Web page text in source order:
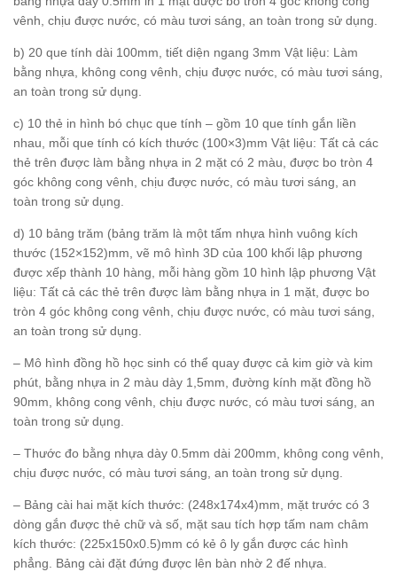
vênh, chịu được nước, có màu tươi sáng, an toàn trong sử dụng.
b) 20 que tính dài 100mm, tiết diện ngang 3mm Vật liệu: Làm
bằng nhựa, không cong vênh, chịu được nước, có màu tươi sáng,
an toàn trong sử dụng.
c) 10 thẻ in hình bó chục que tính – gồm 10 que tính gắn liền
nhau, mỗi que tính có kích thước (100×3)mm Vật liệu: Tất cả các
thẻ trên được làm bằng nhựa in 2 mặt có 2 màu, được bo tròn 4
góc không cong vênh, chịu được nước, có màu tươi sáng, an
toàn trong sử dụng.
d) 10 bảng trăm (bảng trăm là một tấm nhựa hình vuông kích
thước (152×152)mm, vẽ mô hình 3D của 100 khối lập phương
được xếp thành 10 hàng, mỗi hàng gồm 10 hình lập phương Vật
liệu: Tất cả các thẻ trên được làm bằng nhựa in 1 mặt, được bo
tròn 4 góc không cong vênh, chịu được nước, có màu tươi sáng,
an toàn trong sử dụng.
– Mô hình đồng hồ học sinh có thể quay được cả kim giờ và kim
phút, bằng nhựa in 2 màu dày 1,5mm, đường kính mặt đồng hồ
90mm, không cong vênh, chịu được nước, có màu tươi sáng, an
toàn trong sử dụng.
– Thước đo bằng nhựa dày 0.5mm dài 200mm, không cong vênh,
chịu được nước, có màu tươi sáng, an toàn trong sử dụng.
– Bảng cài hai mặt kích thước: (248x174x4)mm, mặt trước có 3
dòng gắn được thẻ chữ và số, mặt sau tích hợp tấm nam châm
kích thước: (225x150x0.5)mm có kẻ ô ly gắn được các hình
phẳng. Bảng cài đặt đứng được lên bàn nhờ 2 đế nhựa.